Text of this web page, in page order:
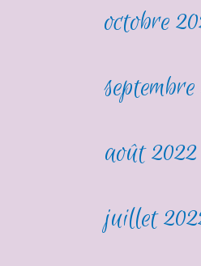
octobre
août 2022
juillet